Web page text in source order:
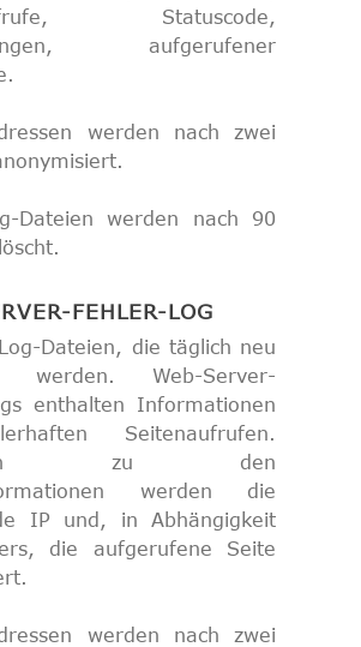
Statuscode,
aufgerufener
werden nach zwei
Dateien werden nach 90
FEHLER-LOG
Dateien, die täglich neu
werden. Web-Server-
enthalten Informationen
Seitenaufrufen.
zu den
werden die
IP und, in Abhängigkeit
die aufgerufene Seite
werden nach zwei